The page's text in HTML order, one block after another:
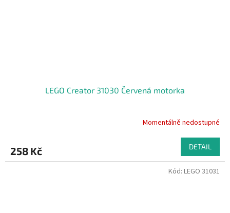
LEGO Creator 31030 Červená motorka
Momentálně nedostupné
258 Kč DETAIL
Kód: LEGO 31031